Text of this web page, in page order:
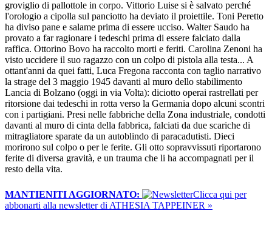
groviglio di pallottole in corpo. Vittorio Luise si è salvato perché
l'orologio a cipolla sul panciotto ha deviato il proiettile. Toni Peretto
ha diviso pane e salame prima di essere ucciso. Walter Saudo ha
provato a far ragionare i tedeschi prima di essere falciato dalla
raffica. Ottorino Bovo ha raccolto morti e feriti. Carolina Zenoni ha
visto uccidere il suo ragazzo con un colpo di pistola alla testa... A
ottant'anni da quei fatti, Luca Fregona racconta con taglio narrativo
la strage del 3 maggio 1945 davanti al muro dello stabilimento
Lancia di Bolzano (oggi in via Volta): diciotto operai rastrellati per
ritorsione dai tedeschi in rotta verso la Germania dopo alcuni scontri
con i partigiani. Presi nelle fabbriche della Zona industriale, condotti
davanti al muro di cinta della fabbrica, falciati da due scariche di
mitragliatore sparate da un autoblindo di paracadutisti. Dieci
morirono sul colpo o per le ferite. Gli otto sopravvissuti riportarono
ferite di diversa gravità, e un trauma che li ha accompagnati per il
resto della vita.
MANTIENITI AGGIORNATO:
​Clicca qui per
abbonarti alla newsletter di ATHESIA TAPPEINER »